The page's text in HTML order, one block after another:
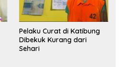
Pelaku Curat di Katibung
Dibekuk Kurang dari
Sehari